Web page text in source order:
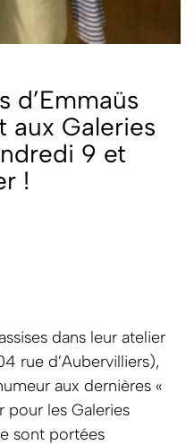
d’Emmaüs
aux Galeries
9 et
!
dans leur atelier
rue d’Aubervilliers),
aux dernières «
pour les Galeries
sont portées